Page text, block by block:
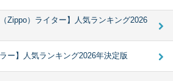
Zippo）ライター】人気ランキング2026
ー】人気ランキング2026年決定版